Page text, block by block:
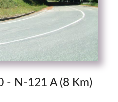
- N-121 A (8 Km)